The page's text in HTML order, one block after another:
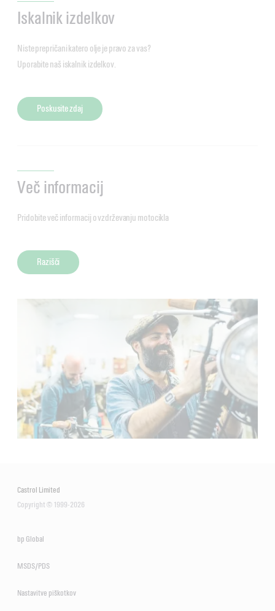
Iskalnik izdelkov
Niste prepričani katero olje je pravo za vas?
Uporabite naš iskalnik izdelkov.
Poskusite zdaj
Več informacij
Pridobite več informacij o vzdrževanju motocikla
Razišči
Castrol Limited
Copyright © 1999-2026
bp Global
MSDS/PDS
Nastavitve piškotkov